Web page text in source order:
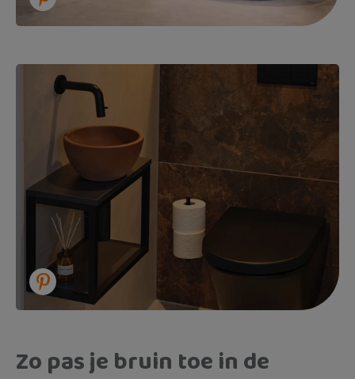
Zo pas je bruin toe in de